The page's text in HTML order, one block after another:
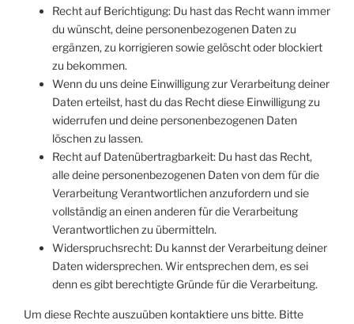
Recht auf Berichtigung: Du hast das Recht wann immer
du wünscht, deine personenbezogenen Daten zu
ergänzen, zu korrigieren sowie gelöscht oder blockiert
zu bekommen.
Wenn du uns deine Einwilligung zur Verarbeitung deiner
Daten erteilst, hast du das Recht diese Einwilligung zu
widerrufen und deine personenbezogenen Daten
löschen zu lassen.
Recht auf Datenübertragbarkeit: Du hast das Recht,
alle deine personenbezogenen Daten von dem für die
Verarbeitung Verantwortlichen anzufordern und sie
vollständig an einen anderen für die Verarbeitung
Verantwortlichen zu übermitteln.
Widerspruchsrecht: Du kannst der Verarbeitung deiner
Daten widersprechen. Wir entsprechen dem, es sei
denn es gibt berechtigte Gründe für die Verarbeitung.
Um diese Rechte auszuüben kontaktiere uns bitte. Bitte